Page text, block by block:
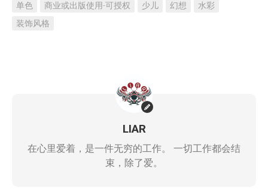
单色
商业或出版使用-可授权 少儿 幻想
水彩
装饰风格
LIAR
在心里爱着，是一件无穷的工作。 一切工作都会结
束，除了爱。